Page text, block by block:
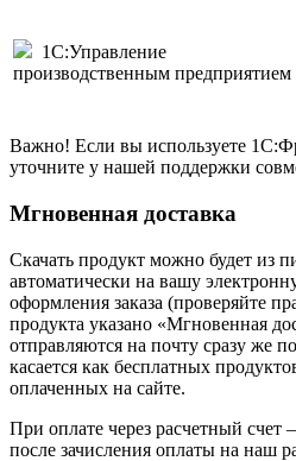
1С:Управление
производственным предприятием
Важно! Если вы используете
уточните у нашей поддержки
Мгновенная доставка
Скачать продукт можно будет из
автоматически на вашу
оформления заказа (проверяйте
продукта указано «Мгновенная
отправляются на почту сразу же
касается как бесплатных
оплаченных на сайте.
При оплате через расчетный
после зачисления оплаты на наш